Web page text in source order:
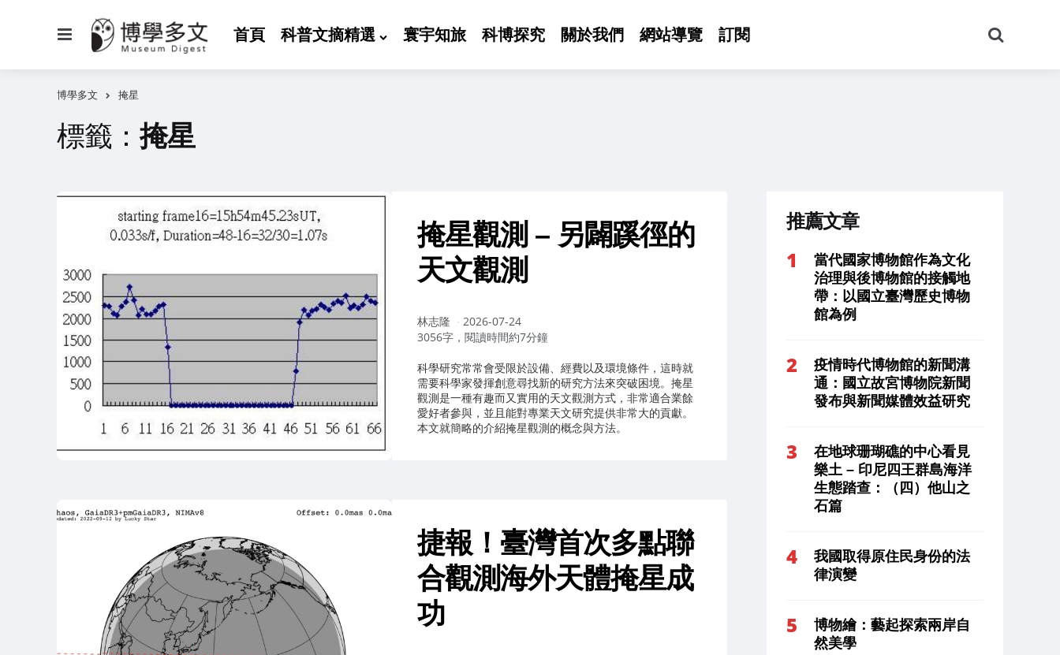
首頁 科普文摘精選 寰宇知旅 科博探究 關於我們 網站導覽 訂閱
尋
博學多文 掩星
標籤：掩星
掩星觀測 – 另闢蹊徑的
天文觀測
作
者：
林志隆
2026-07-24
3056字，閱讀時間約7分鐘
科學研究常常會受限於設備、經費以及環境條件，這時就
需要科學家發揮創意尋找新的研究方法來突破困境。掩星
觀測是一種有趣而又實用的天文觀測方式，非常適合業餘
愛好者參與，並且能對專業天文研究提供非常大的貢獻。
本文就簡略的介紹掩星觀測的概念與方法。
捷報！臺灣首次多點聯
合觀測海外天體掩星成
功
推薦文章
當代國家博物館作為文化
治理與後博物館的接觸地
帶：以國立臺灣歷史博物
館為例
疫情時代博物館的新聞溝
通：國立故宮博物院新聞
發布與新聞媒體效益研究
在地球珊瑚礁的中心看見
樂土 – 印尼四王群島海洋
生態踏查：（四）他山之
石篇
我國取得原住民身份的法
律演變
博物繪：藝起探索兩岸自
然美學